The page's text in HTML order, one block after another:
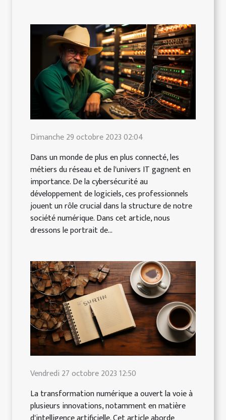
Dimanche 29 octobre 2023 02:04
Dans un monde de plus en plus connecté, les
métiers du réseau et de l'univers IT gagnent en
importance. De la cybersécurité au
développement de logiciels, ces professionnels
jouent un rôle crucial dans la structure de notre
société numérique. Dans cet article, nous
dressons le portrait de...
Vendredi 27 octobre 2023 12:50
La transformation numérique a ouvert la voie à
plusieurs innovations, notamment en matière